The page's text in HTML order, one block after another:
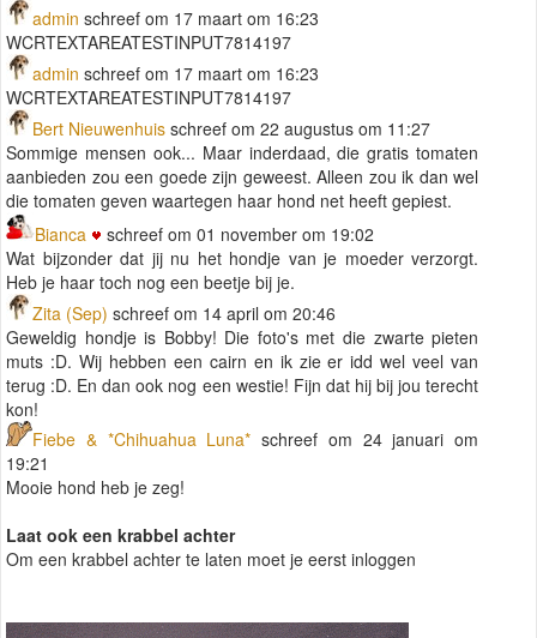
admin schreef om 17 maart om 16:23
WCRTEXTAREATESTINPUT7814197
admin schreef om 17 maart om 16:23
WCRTEXTAREATESTINPUT7814197
Bert Nieuwenhuis schreef om 22 augustus om 11:27
Sommige mensen ook... Maar inderdaad, die gratis tomaten
aanbieden zou een goede zijn geweest. Alleen zou ik dan wel
die tomaten geven waartegen haar hond net heeft gepiest.
Bianca
schreef om 01 november om 19:02
Wat bijzonder dat jij nu het hondje van je moeder verzorgt.
Heb je haar toch nog een beetje bij je.
Zita (Sep) schreef om 14 april om 20:46
Geweldig hondje is Bobby! Die foto's met die zwarte pieten
muts :D. Wij hebben een cairn en ik zie er idd wel veel van
terug :D. En dan ook nog een westie! Fijn dat hij bij jou terecht
kon!
Fiebe & *Chihuahua Luna*schreef om 24 januari om
19:21
Mooie hond heb je zeg!
Laat ook een krabbel achter
Om een krabbel achter te laten moet je eerst inloggen